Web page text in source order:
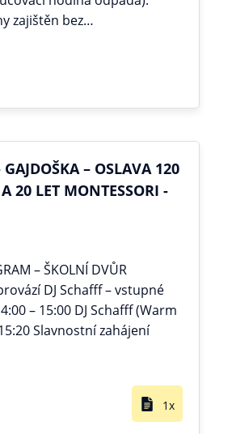
zajištěn bez…
– OSLAVA 120
20 LET MONTESSORI -
– ŠKOLNÍ DVŮR
DJ Schafff – vstupné
– 15:00 DJ Schafff (Warm
Slavnostní zahájení
1x